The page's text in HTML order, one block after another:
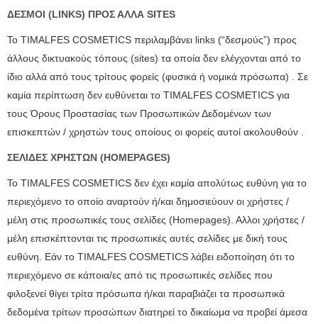
ΔΕΣΜΟΙ (LINKS) ΠΡΟΣ ΑΛΛΑ SITES
Το TIMALFES COSMETICS περιλαμβάνει links (“δεσμούς”) προς
άλλους δικτυακούς τόπους (sites) τα οποία δεν ελέγχονται από το
ίδιο αλλά από τους τρίτους φορείς (φυσικά ή νομικά πρόσωπα) . Σε
καμία περίπτωση δεν ευθύνεται το TIMALFES COSMETICS για
τους Όρους Προστασίας των Προσωπικών Δεδομένων των
επισκεπτών / χρηστών τους οποίους οι φορείς αυτοί ακολουθούν .
ΣΕΛΙΔΕΣ ΧΡΗΣΤΩΝ (HOMEPAGES)
Το TIMALFES COSMETICS δεν έχει καμία απολύτως ευθύνη για το
περιεχόμενο το οποίο αναρτούν ή/και δημοσιεύουν οι χρήστες /
μέλη στις προσωπικές τους σελίδες (Homepages). Αλλοι χρήστες /
μέλη επισκέπτονται τις προσωπικές αυτές σελίδες με δική τους
ευθύνη. Εάν το TIMALFES COSMETICS λάβει ειδοποίηση ότι το
περιεχόμενο σε κάποια/ες από τις προσωπικές σελίδες που
φιλοξενεί θίγει τρίτα πρόσωπα ή/και παραβιάζει τα προσωπικά
δεδομένα τρίτων προσώπων διατηρεί το δικαίωμα να προβεί άμεσα